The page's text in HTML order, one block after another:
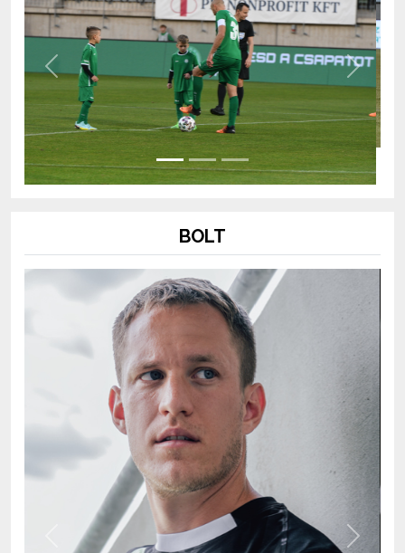
Previous Next